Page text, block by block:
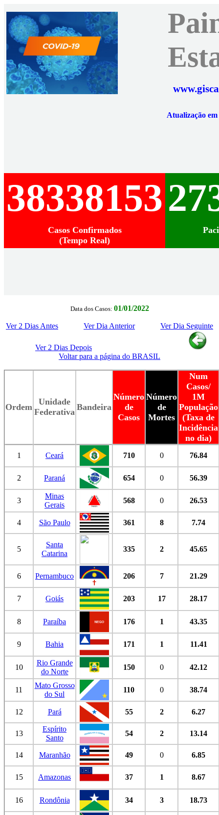
Atualização
38338153
Casos Confirmados
(Tempo Real)
Data dos Casos: 01/01/2022
Ver 2 Dias Antes Ver Dia Anterior Ver Dia Seguinte
Ver 2 Dias Depois
Voltar para a página do BRASIL
Ordem
Unidade
Federativa Bandeira
Número
de
Casos
Número
de
Mortes
Num
Casos/
1M
População
(Taxa de
Incidência
no dia)
1 Ceará 710 0 76.84
2 Paraná 654 0 56.39
3
Minas
Gerais
568 0 26.53
4 São Paulo 361 8 7.74
5
Santa
Catarina
335 2 45.65
6 Pernambuco 206 7 21.29
7 Goiás 203 17 28.17
8 Paraíba 176 1 43.35
9 Bahia 171 1 11.41
10
Rio Grande
do Norte
150 0 42.12
11
Mato Grosso
do Sul
110 0 38.74
12 Pará 55 2 6.27
13
Espírito
Santo
54 2 13.14
14 Maranhão 49 0 6.85
15 Amazonas 37 1 8.67
16 Rondônia 34 3 18.73